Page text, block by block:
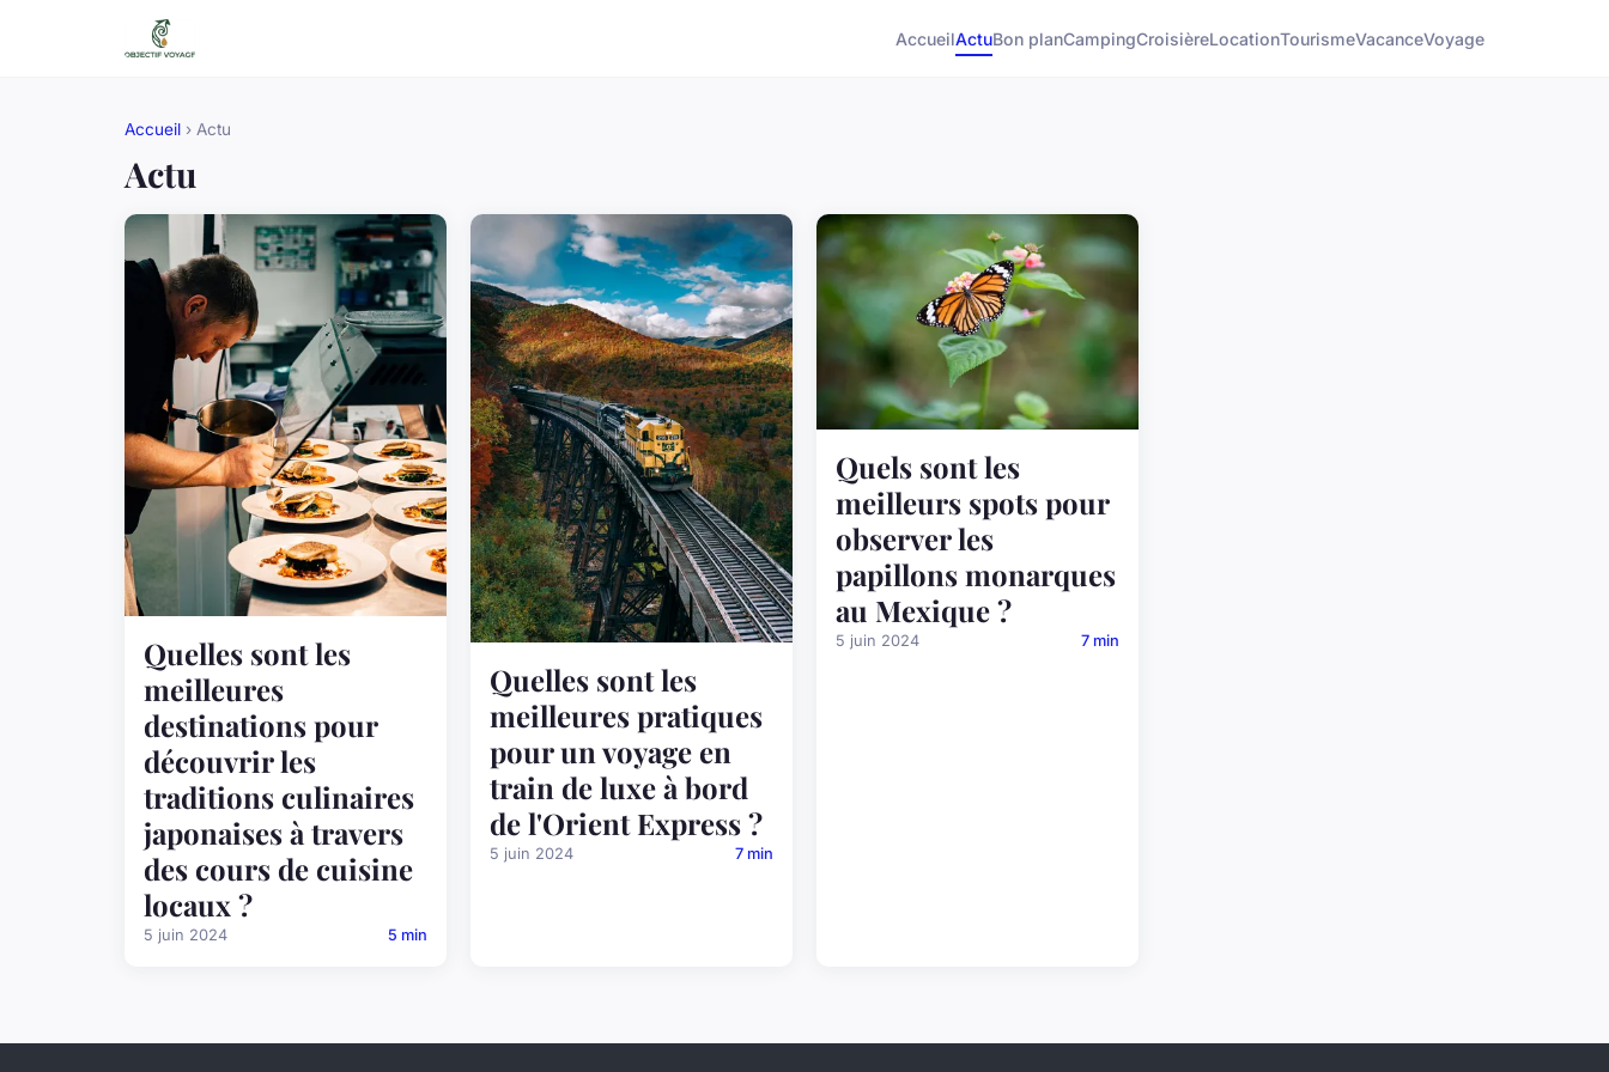
AccueilActuBon planCampingCroisièreLocationTourismeVacanceVoyage
Accueil › Actu
Actu
Quelles sont les
meilleures
destinations pour
découvrir les
traditions culinaires
japonaises à travers
des cours de cuisine
locaux ?
5 juin 2024 5 min
Quelles sont les
meilleures pratiques
pour un voyage en
train de luxe à bord
de l'Orient Express ?
5 juin 2024 7 min
Quels sont les
meilleurs spots pour
observer les
papillons monarques
au Mexique ?
5 juin 2024 7 min